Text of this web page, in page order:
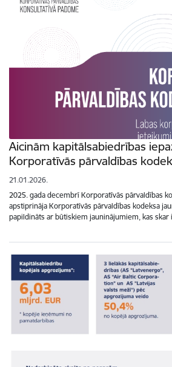
Aicinām kapitālsabiedrības
Korporatīvās pārvaldības
21.01.2026.
2025. gada decembrī Korporatīvās pārvaldības
apstiprināja Korporatīvās pārvaldības kodeksa
papildināts ar būtiskiem jauninājumiem, kas